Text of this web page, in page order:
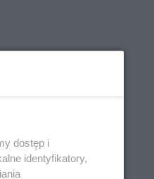
dostęp i
identyfikatory,